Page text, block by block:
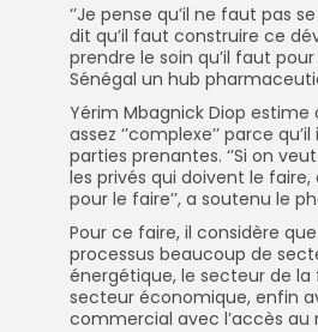
‘’Je pense qu’il ne faut pas
dit qu’il faut construire ce
prendre le soin qu’il faut
Sénégal un hub
Yérim Mbagnick Diop
assez ‘’complexe’’ parce
parties prenantes. ‘’Si on
les privés qui doivent le
pour le faire’’, a soutenu le
Pour ce faire, il considère
processus beaucoup de
énergétique, le secteur de
secteur économique, enfin
commercial avec l’accès au